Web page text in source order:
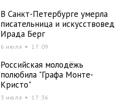
В Санкт-Петербурге умерла
писательница и искусствовед
Ирада Берг
6 июля 17:09
Российская молодёжь
полюбила "Графа Монте-
Кристо"
3 июля 17:36